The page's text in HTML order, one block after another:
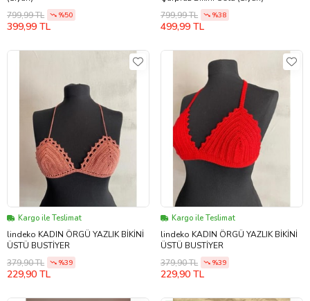
799,99 TL
%50
399,99 TL
799,99 TL
%38
499,99 TL
Kargo ile Teslimat
lindeko KADIN ÖRGÜ YAZLIK BİKİNİ
ÜSTÜ BUSTİYER
379,90 TL
%39
229,90 TL
Kargo ile Teslimat
lindeko KADIN ÖRGÜ YAZLIK BİKİNİ
ÜSTÜ BUSTİYER
379,90 TL
%39
229,90 TL